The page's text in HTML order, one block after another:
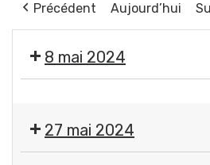
Précédent
Aujourd’hui
8 mai 2024
commémorative
de
27 mai 2024